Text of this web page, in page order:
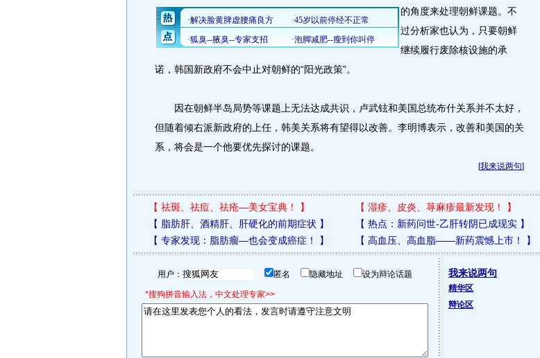
的角度来处理朝鲜课题。不
过分析家也认为，只要朝鲜
继续履行废除核设施的承
诺，韩国新政府不会中止对朝鲜的“阳光政策”。
因在朝鲜半岛局势等课题上无法达成共识，卢武铉和美国总统布什关系并不太好，
但随着倾右派新政府的上任，韩美关系将有望得以改善。李明博表示，改善和美国的关
系，将会是一个他要优先探讨的课题。
[我来说两句]
【 祛斑、祛痘、祛疮—美女宝典！ 】 【 湿疹、皮炎、荨麻疹最新发现！
】
【 脂肪肝、酒精肝、肝硬化的前期症状 】 【 热点：新药问世-乙肝转阴已成现实】
【 专家发现：脂肪瘤—也会变成癌症！ 】 【 高血压、高血脂——新药震憾上市！ 】
用户： 匿名 隐藏地址 设为辩论话题
*搜狗拼音输入法，中文处理专家>>
我来说两句
精华区
辩论区